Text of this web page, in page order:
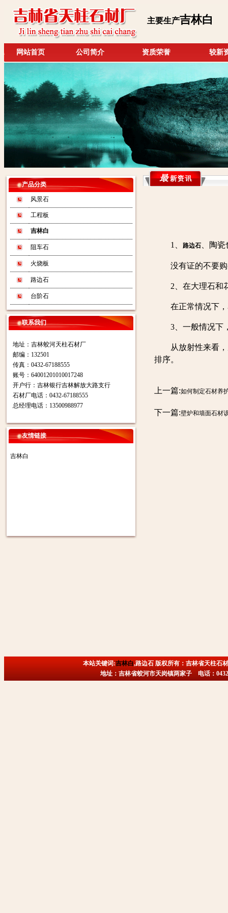
主要生产吉林白
网站首页 公司简介 资质荣誉 较新
产品分类
风景石
工程板
吉林白
阻车石
火烧板
路边石
台阶石
联系我们
地址：吉林蛟河天柱石材厂
邮编：132501
传真：0432-67188555
账号：64001201010017248
开户行：吉林银行吉林解放大路支行
石材厂电话：0432-67188555
总经理电话：13500988977
友情链接
吉林白
1、 路边石、陶瓷
没有证的不要购
2、在大理石和花
在正常情况下，
3、一般情况下，
从放射性来看，
排序。
上一篇:如何制定石材养
下一篇:壁炉和墙面石材
本站关键词:吉林白,路边石 版权所有：吉林省天柱石
地址：吉林省蛟河市天岗镇两家子 电话：